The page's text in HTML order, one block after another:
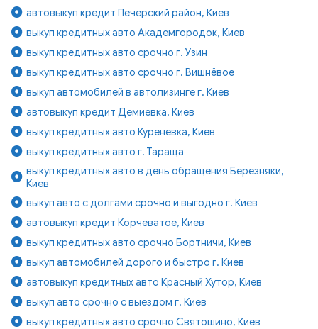
автовыкуп кредит Печерский район, Киев
выкуп кредитных авто Академгородок, Киев
выкуп кредитных авто срочно г. Узин
выкуп кредитных авто срочно г. Вишнёвое
выкуп автомобилей в автолизинге г. Киев
автовыкуп кредит Демиевка, Киев
выкуп кредитных авто Куреневка, Киев
выкуп кредитных авто г. Тараща
выкуп кредитных авто в день обращения Березняки,
Киев
выкуп авто с долгами срочно и выгодно г. Киев
автовыкуп кредит Корчеватое, Киев
выкуп кредитных авто срочно Бортничи, Киев
выкуп автомобилей дорого и быстро г. Киев
автовыкуп кредитных авто Красный Хутор, Киев
выкуп авто срочно с выездом г. Киев
выкуп кредитных авто срочно Святошино, Киев